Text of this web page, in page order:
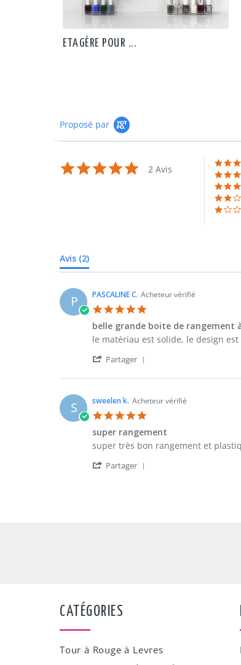
ETAGÈRE POUR ...
Proposé par
5.0
star
2 Avis
Avis (2)
P PASCALINE C. Acheteur vérifié
rating
belle grande boite de rangement
Review
PASCALINE
on
Dec
2016
review
belle
boite
rangement
à
vernis
le matériau est solide, le design
Partager
Review
PASCALINE
28
Dec
2016
S sweelen k. Acheteur vérifié
rating
super rangement
Review
sweelen
review
super
super très bon rangement et
Partager
CATÉGORIES
Tour à Rouge à Levres